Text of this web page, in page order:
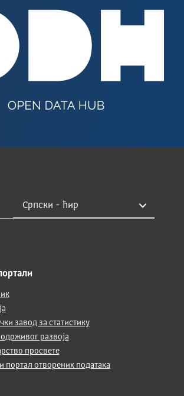
завод за статистику
развоја
просвете
портал отворених података